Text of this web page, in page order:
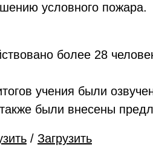
условного пожара.
более 28
учения были
были внесены
/ Загрузить